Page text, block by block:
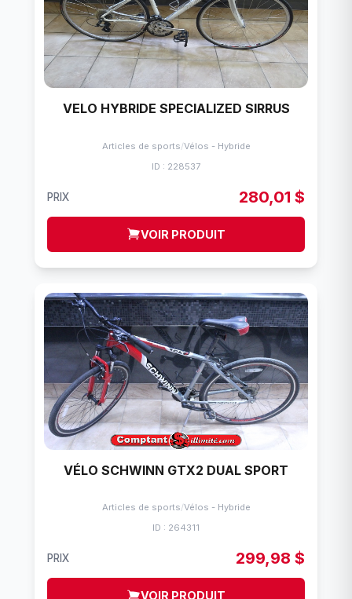
VELO HYBRIDE SPECIALIZED SIRRUS
Articles de sports/Vélos - Hybride
ID : 228537
PRIX 280,01 $
VOIR PRODUIT
VÉLO SCHWINN GTX2 DUAL SPORT
Articles de sports/Vélos - Hybride
ID : 264311
PRIX 299,98 $
VOIR PRODUIT